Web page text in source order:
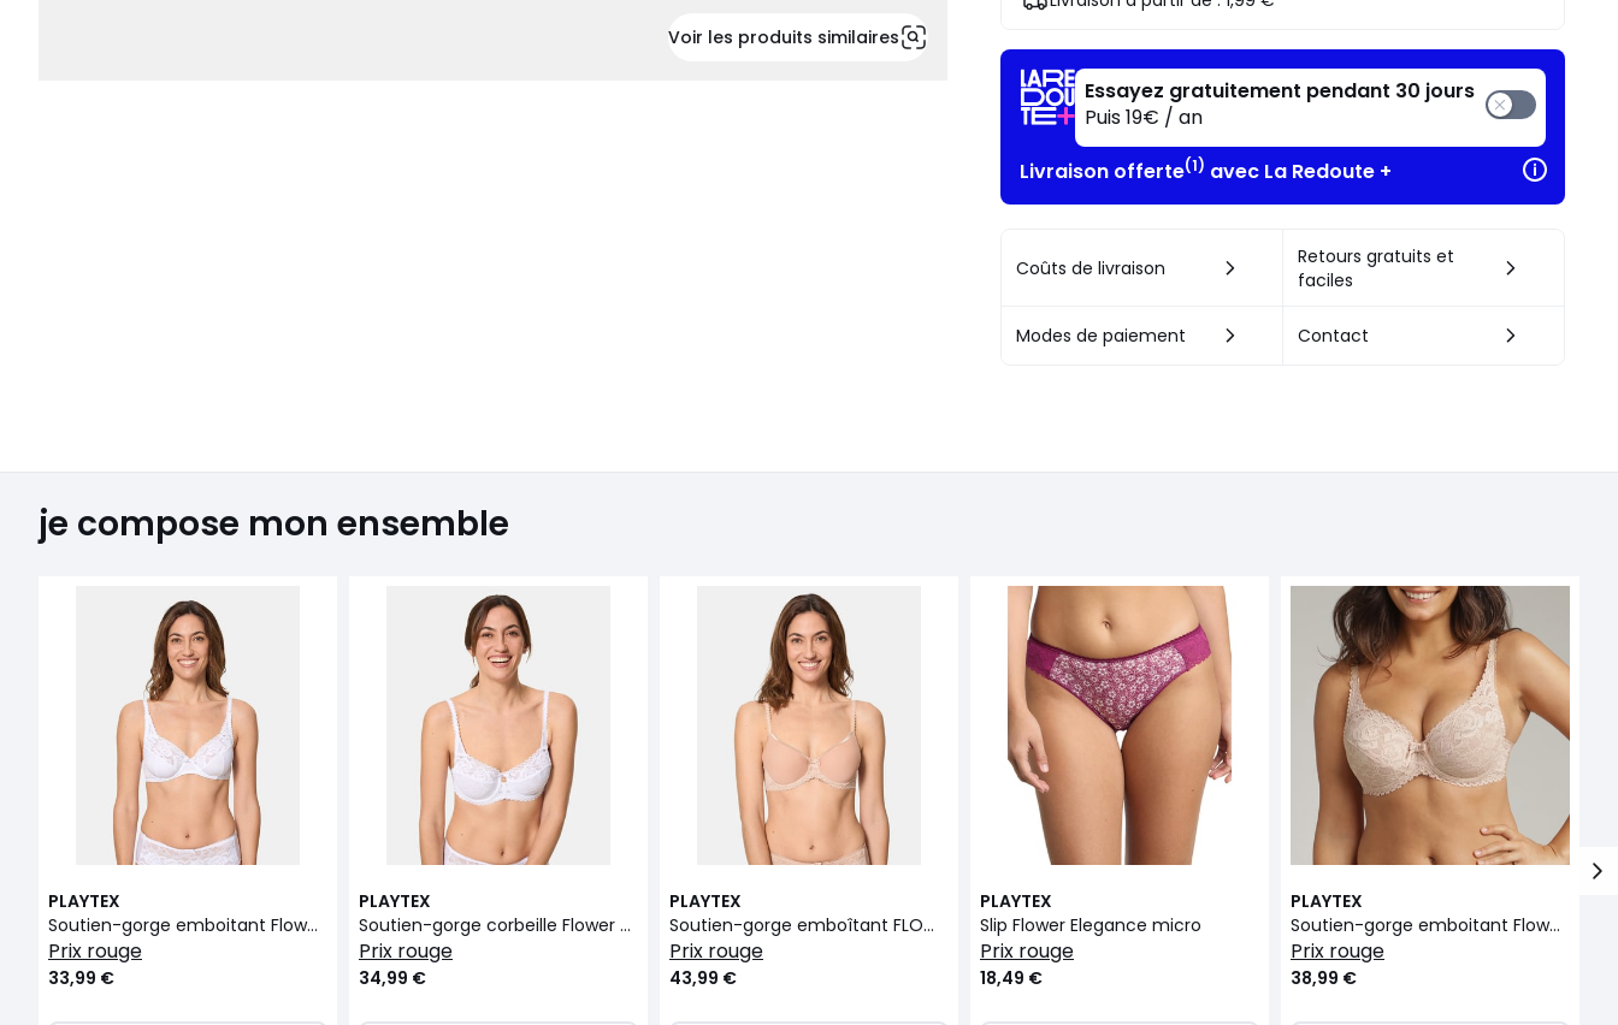
Voir les produits similaires
Essayez gratuitement pendant 30 jours
Puis 19€ / an
Livraison offerte(1) avec La Redoute +
Coûts de livraison
Retours gratuits et
faciles
Modes de paiement Contact
je compose mon ensemble
PLAYTEX
Soutien-gorge emboitant Flower Elegance micro
prix rouge
33,99 €
PLAYTEX
Soutien-gorge corbeille Flower Elegance
prix rouge
34,99 €
PLAYTEX
Soutien-gorge emboîtant FLOWER ELEGANCE DENTELLE
prix rouge
43,99 €
PLAYTEX
Slip Flower Elegance micro
prix rouge
18,49 €
PLAYTEX
Soutien-gorge emboitant Flower Elegance
prix rouge
38,99 €